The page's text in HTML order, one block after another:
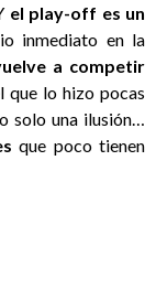
el play-off es un
inmediato en la
a competir
que lo hizo pocas
solo una ilusión…
que poco tienen